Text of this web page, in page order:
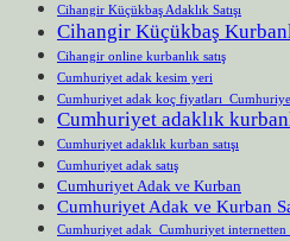
Cihangir Küçükbaş Adaklık Satışı
Cihangir Küçükbaş
Cihangir online kurbanlık satış
Cumhuriyet adak kesim yeri
Cumhuriyet adak koç fiyatları
Cumhuriyet adaklık
Cumhuriyet adaklık kurban satışı
Cumhuriyet adak satış
Cumhuriyet Adak ve Kurban
Cumhuriyet Adak ve Kurban
Cumhuriyet adak Cumhuriyet internetten